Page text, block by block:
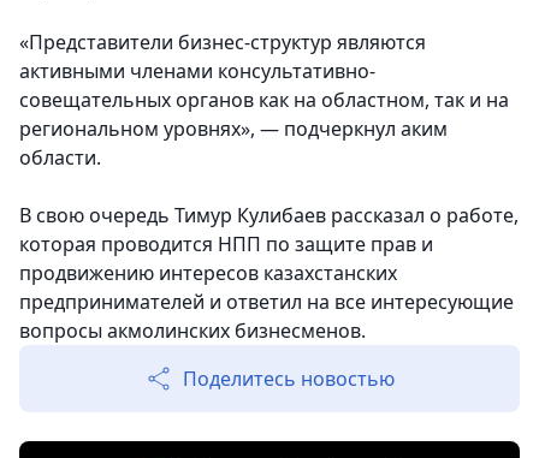
«Представители бизнес-структур являются
активными членами консультативно-
совещательных органов как на областном, так и на
региональном уровнях», — подчеркнул аким
области.
В свою очередь Тимур Кулибаев рассказал о работе,
которая проводится НПП по защите прав и
продвижению интересов казахстанских
предпринимателей и ответил на все интересующие
вопросы акмолинских бизнесменов.
Поделитесь новостью